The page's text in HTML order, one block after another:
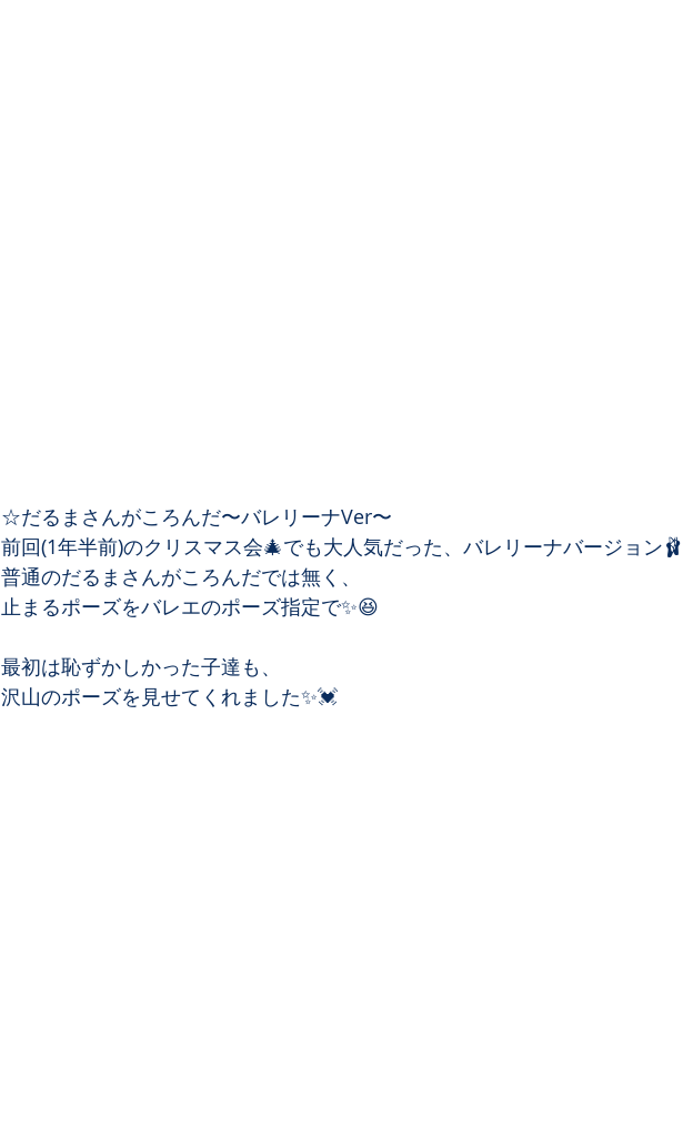
☆だるまさんがころんだ〜バレリーナVer〜﻿
前回(1年半前)のクリスマス会🎄でも大人気だった、バレリーナバージョン
普通のだるまさんがころんだでは無く、﻿
止まるポーズをバレエのポーズ指定で✨😆﻿
最初は恥ずかしかった子達も、﻿
沢山のポーズを見せてくれました✨💓﻿